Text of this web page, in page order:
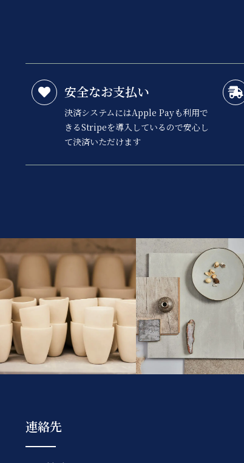
安全なお支払い
決済システムにはApple Payも利用で
きるStripeを導入しているので安心し
て決済いただけます
連絡先